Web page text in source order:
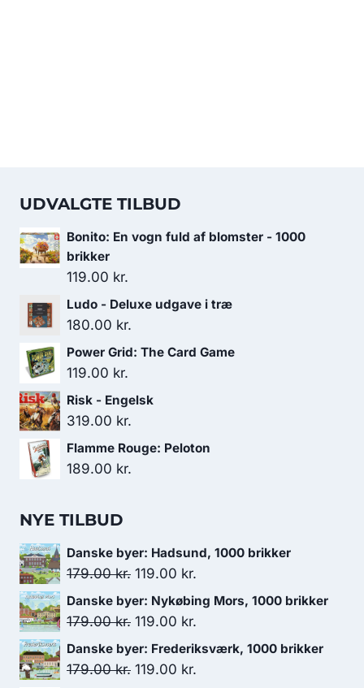
UDVALGTE TILBUD
Bonito: En vogn fuld af blomster - 1000
brikker
119.00 kr.
Ludo - Deluxe udgave i træ
180.00 kr.
Power Grid: The Card Game
119.00 kr.
Risk - Engelsk
319.00 kr.
Flamme Rouge: Peloton
189.00 kr.
NYE TILBUD
Danske byer: Hadsund, 1000 brikker
179.00kr. Den
oprindelige
pris
179.00 kr..
119.00 kr.
aktuelle
119.00 kr..
Danske byer: Nykøbing Mors, 1000 brikker
179.00kr. Den
oprindelige
pris
119.00 kr.
aktuelle
Danske byer: Frederiksværk, 1000 brikker
179.00kr. Den
119.00 kr.